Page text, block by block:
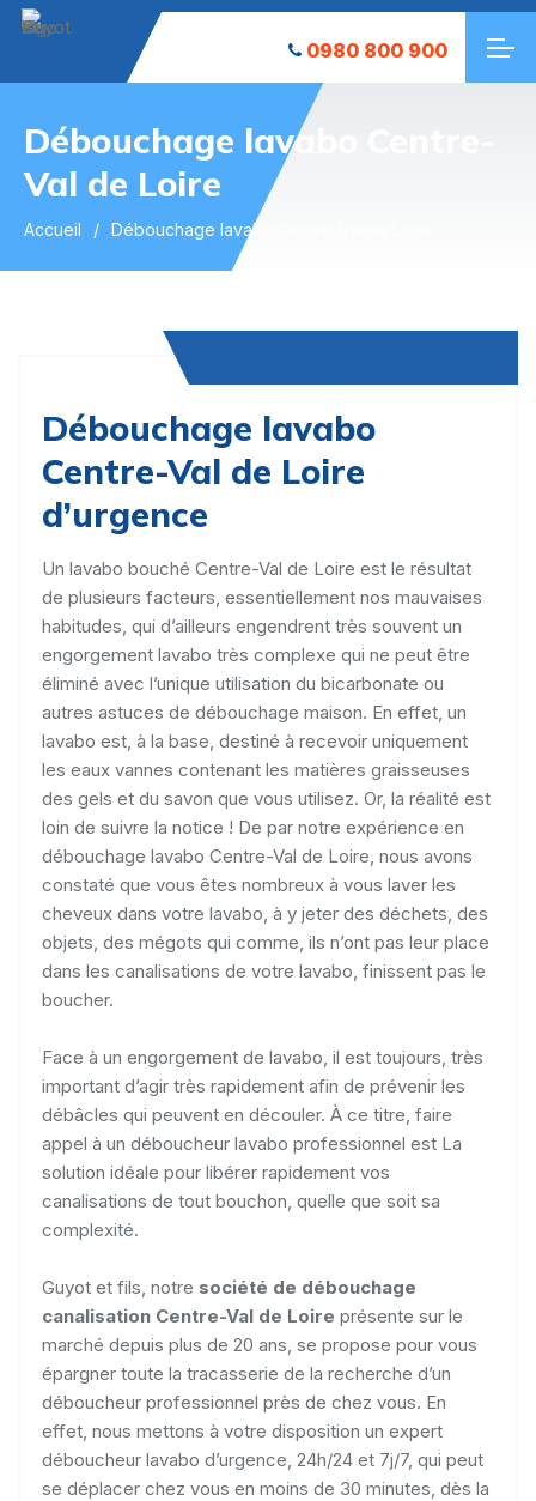
0980 800 900
Débouchage lavabo Centre-
Val de Loire
Accueil Débouchage lavabo Centre-Val de Loire
Débouchage lavabo
Centre-Val de Loire
d’urgence
Un lavabo bouché Centre-Val de Loire est le résultat
de plusieurs facteurs, essentiellement nos mauvaises
habitudes, qui d’ailleurs engendrent très souvent un
engorgement lavabo très complexe qui ne peut être
éliminé avec l’unique utilisation du bicarbonate ou
autres astuces de débouchage maison. En effet, un
lavabo est, à la base, destiné à recevoir uniquement
les eaux vannes contenant les matières graisseuses
des gels et du savon que vous utilisez. Or, la réalité est
loin de suivre la notice ! De par notre expérience en
débouchage lavabo Centre-Val de Loire, nous avons
constaté que vous êtes nombreux à vous laver les
cheveux dans votre lavabo, à y jeter des déchets, des
objets, des mégots qui comme, ils n’ont pas leur place
dans les canalisations de votre lavabo, finissent pas le
boucher.
Face à un engorgement de lavabo, il est toujours, très
important d’agir très rapidement afin de prévenir les
débâcles qui peuvent en découler. À ce titre, faire
appel à un déboucheur lavabo professionnel est La
solution idéale pour libérer rapidement vos
canalisations de tout bouchon, quelle que soit sa
complexité.
Guyot et fils, notre société de débouchage
canalisation Centre-Val de Loire présente sur le
marché depuis plus de 20 ans, se propose pour vous
épargner toute la tracasserie de la recherche d’un
déboucheur professionnel près de chez vous. En
effet, nous mettons à votre disposition un expert
déboucheur lavabo d’urgence, 24h/24 et 7j/7, qui peut
se déplacer chez vous en moins de 30 minutes, dès la